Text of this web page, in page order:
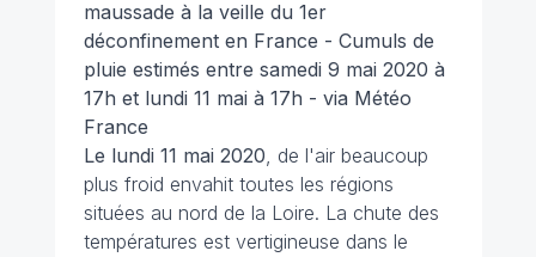
maussade à la veille du 1er
déconfinement en France - Cumuls de
pluie estimés entre samedi 9 mai 2020 à
17h et lundi 11 mai à 17h - via Météo
France
Le lundi 11 mai 2020, de l'air beaucoup
plus froid envahit toutes les régions
situées au nord de la Loire. La chute des
températures est vertigineuse dans le